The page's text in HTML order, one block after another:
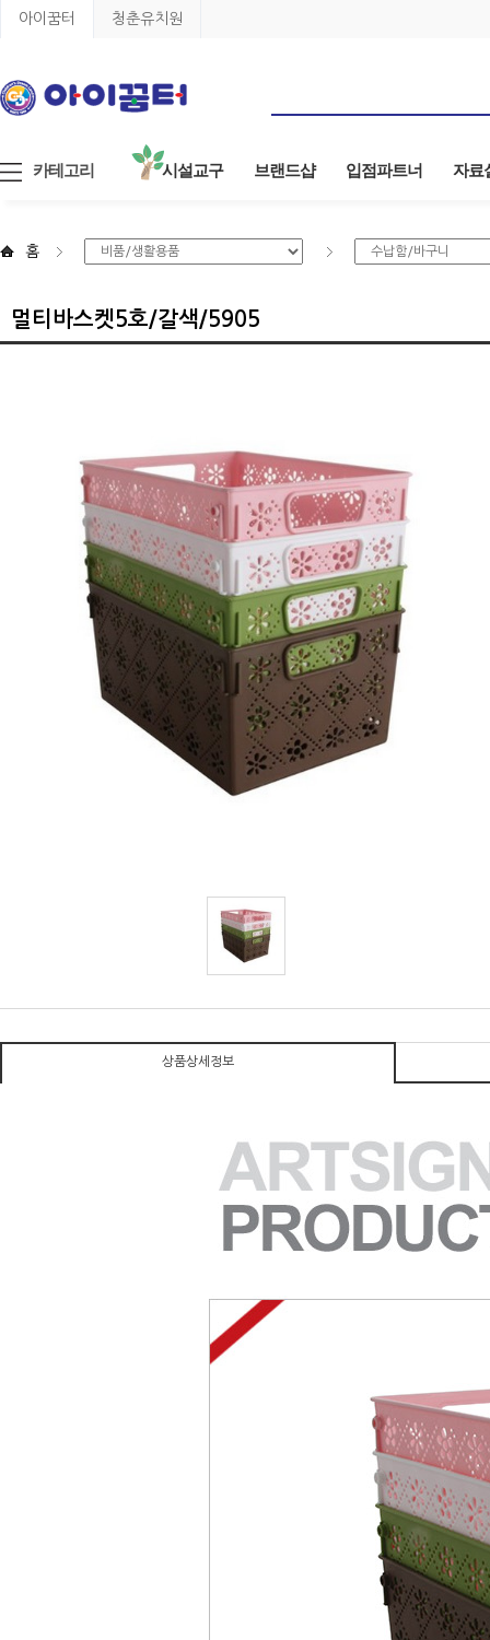
아이꿈터 청춘유치원
카테고리 시설교구 브랜드샵 입점파트너 자료
홈
멀티바스켓5호/갈색/5905
상품상세정보